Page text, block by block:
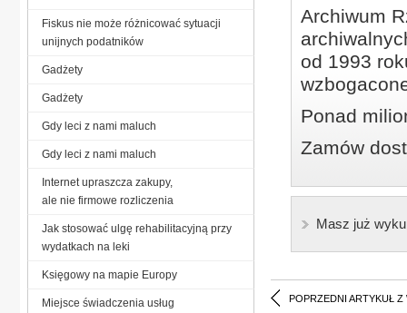
Archiwum
od 1993
Ponad
Zamów
Masz już
POPRZEDNI ARTYKUŁ Z
Fiskus nie może różnicować sytuacji
unijnych podatników
Gadżety
Gadżety
Gdy leci z nami maluch
Gdy leci z nami maluch
Internet upraszcza zakupy,
ale nie firmowe rozliczenia
Jak stosować ulgę rehabilitacyjną przy
wydatkach na leki
Księgowy na mapie Europy
Miejsce świadczenia usług